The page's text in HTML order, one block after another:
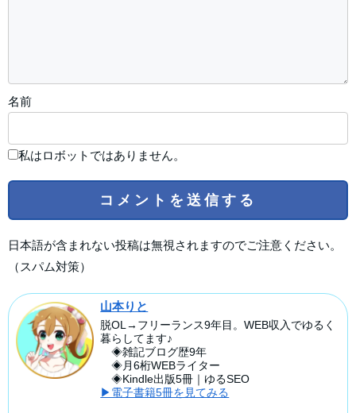
名前
私はロボットではありません。
日本語が含まれない投稿は無視されますのでご注意ください。
（スパム対策）
山本りと
脱OL→フリーランス9年目。WEB収入でゆるく
暮らしてます♪
◈雑記ブログ歴9年
◈月6桁WEBライター
◈Kindle出版5冊｜ゆるSEO
▶電子書籍5冊を見てみる